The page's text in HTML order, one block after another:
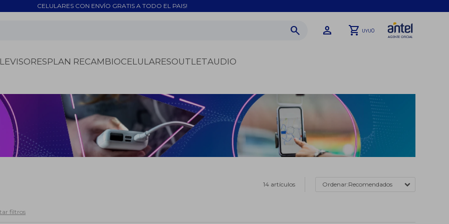
CELULARES CON ENVÍO GRATIS A TODO EL PAIS!
UYU0
PLAN RECAMBIOCELULARESOUTLETAUDIO
14 artículos Recomendados
filtros